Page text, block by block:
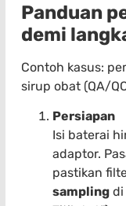
Panduan
demi
Contoh kasus:
sirup obat (QA/
Persiapan
Isi baterai
adaptor.
pastikan
sampling di